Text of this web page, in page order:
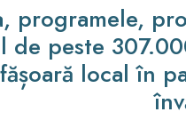
programele,
de peste
local în